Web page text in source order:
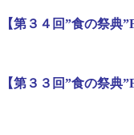
【第３４回”食の祭典
【第３３回”食の祭典